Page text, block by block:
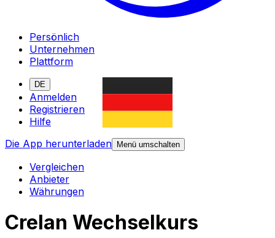
Persönlich
Unternehmen
Plattform
DE
Anmelden
Registrieren
Hilfe
Die App herunterladen
Menü umschalten
Vergleichen
Anbieter
Währungen
Crelan Wechselkurs